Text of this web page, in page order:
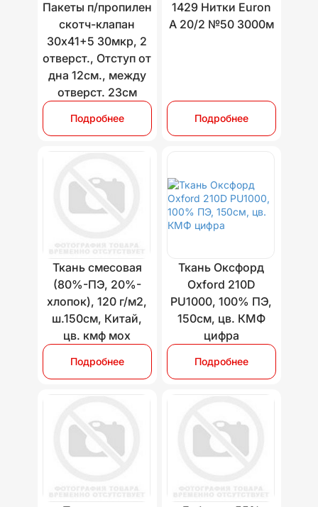
Пакеты п/пропилен
скотч-клапан
30х41+5 30мкр, 2
отверст., Отступ от
дна 12см., между
отверст. 23см
Подробнее
1429 Нитки Euron
A 20/2 №50 3000м
Подробнее
Ткань смесовая
(80%-ПЭ, 20%-
хлопок), 120 г/м2,
ш.150см, Китай,
цв. кмф мох
Подробнее
Ткань Оксфорд
Oxford 210D
PU1000, 100% ПЭ,
150см, цв. КМФ
цифра
Подробнее